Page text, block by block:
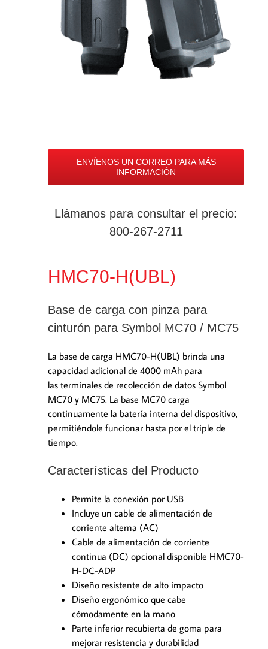
ENVÍENOS UN CORREO PARA MÁS
INFORMACIÓN
Llámanos para consultar el precio:
800-267-2711
HMC70-H(UBL)
Base de carga con pinza para
cinturón para Symbol MC70 / MC75
La base de carga HMC70-H(UBL) brinda una
capacidad adicional de 4000 mAh para
las terminales de recolección de datos Symbol
MC70 y MC75. La base MC70 carga
continuamente la batería interna del dispositivo,
permitiéndole funcionar hasta por el triple de
tiempo.
Características del Producto
Permite la conexión por USB
Incluye un cable de alimentación de
corriente alterna (AC)
Cable de alimentación de corriente
continua (DC) opcional disponible HMC70-
H-DC-ADP
Diseño resistente de alto impacto
Diseño ergonómico que cabe
cómodamente en la mano
Parte inferior recubierta de goma para
mejorar resistencia y durabilidad